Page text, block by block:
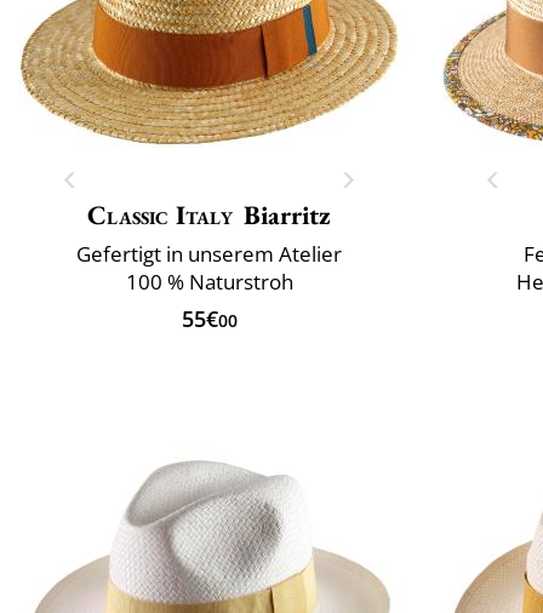
Classic Italy Biarritz
Gefertigt in unserem Atelier
100 % Naturstroh
55€00